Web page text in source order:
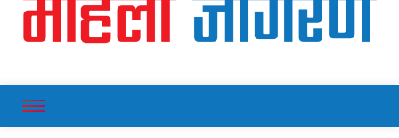
Mahilajagaran